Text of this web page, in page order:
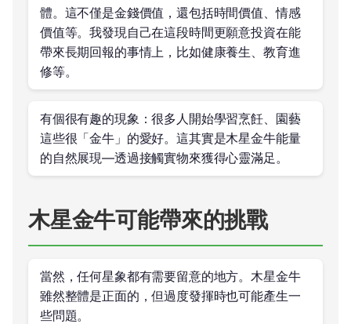
體。這不僅是金錢價值，還包括時間價值、情感
價值等。我發現自己在這段時間更願意投資在能
帶來長期回報的事情上，比如健康養生、教育進
修等。
有個很有趣的現象：很多人開始學習烹飪、園藝
這些很「金牛」的愛好。這其實是木星金牛能量
的自然展現—透過接觸實物來獲得心靈滿足。
木星金牛可能帶來的挑戰
當然，任何星象都有需要留意的地方。木星金牛
雖然整體是正面的，但過度發揮時也可能產生一
些問題。